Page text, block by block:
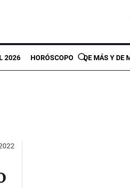
2026 HORÓSCOPO DE MÁS Y DE